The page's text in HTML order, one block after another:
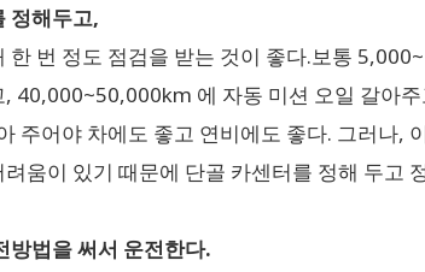
정해두고,
한 번 정도 점검을 받는 것이 좋다.보통
, 40,000~50,000km 에 자동 미션 오일 갈아
주어야 차에도 좋고 연비에도 좋다. 그러나,
움이 있기 때문에 단골 카센터를 정해 두고
방법을 써서 운전한다.